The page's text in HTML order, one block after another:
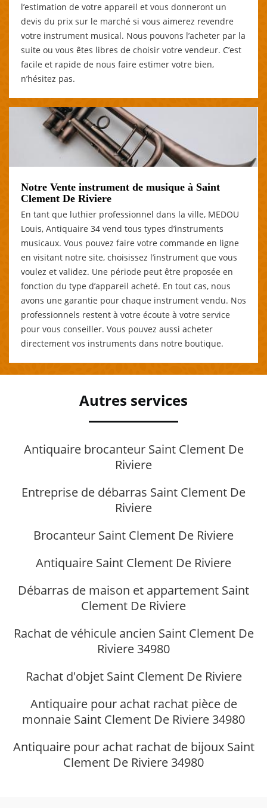
l’estimation de votre appareil et vous donneront un
devis du prix sur le marché si vous aimerez revendre
votre instrument musical. Nous pouvons l’acheter par la
suite ou vous êtes libres de choisir votre vendeur. C’est
facile et rapide de nous faire estimer votre bien,
n’hésitez pas.
Notre Vente instrument de musique à Saint
Clement De Riviere
En tant que luthier professionnel dans la ville, MEDOU
Louis, Antiquaire 34 vend tous types d’instruments
musicaux. Vous pouvez faire votre commande en ligne
en visitant notre site, choisissez l’instrument que vous
voulez et validez. Une période peut être proposée en
fonction du type d’appareil acheté. En tout cas, nous
avons une garantie pour chaque instrument vendu. Nos
professionnels restent à votre écoute à votre service
pour vous conseiller. Vous pouvez aussi acheter
directement vos instruments dans notre boutique.
Autres services
Antiquaire brocanteur Saint Clement De
Riviere
Entreprise de débarras Saint Clement De
Riviere
Brocanteur Saint Clement De Riviere
Antiquaire Saint Clement De Riviere
Débarras de maison et appartement Saint
Clement De Riviere
Rachat de véhicule ancien Saint Clement De
Riviere 34980
Rachat d'objet Saint Clement De Riviere
Antiquaire pour achat rachat pièce de
monnaie Saint Clement De Riviere 34980
Antiquaire pour achat rachat de bijoux Saint
Clement De Riviere 34980